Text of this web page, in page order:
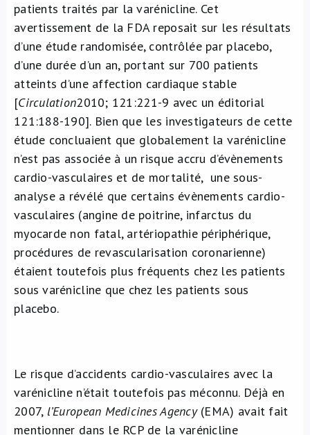
patients traités par la varénicline. Cet
avertissement de la FDA reposait sur les résultats
d’une étude randomisée, contrôlée par placebo,
d’une durée d’un an, portant sur 700 patients
atteints d’une affection cardiaque stable
[Circulation2010; 121:221-9 avec un éditorial
121:188-190]. Bien que les investigateurs de cette
étude concluaient que globalement la varénicline
n’est pas associée à un risque accru d’évènements
cardio-vasculaires et de mortalité, une sous-
analyse a révélé que certains évènements cardio-
vasculaires (angine de poitrine, infarctus du
myocarde non fatal, artériopathie périphérique,
procédures de revascularisation coronarienne)
étaient toutefois plus fréquents chez les patients
sous varénicline que chez les patients sous
placebo.
Le risque d’accidents cardio-vasculaires avec la
varénicline n’était toutefois pas méconnu. Déjà en
2007, l’European Medicines Agency(EMA) avait fait
mentionner dans le RCP de la varénicline